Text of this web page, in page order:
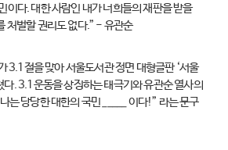
이다.대한 사람인 내가 너희들의 재판을 받을
처벌할 권리도 없다.” -유관순
3.1절을 맞아 서울도서관 정면 대형글판 ‘서울
다. 3.1운동을 상징하는 태극기와 유관순 열사의
는 당당한 대한의 국민 _____ 이다!” 라는 문구